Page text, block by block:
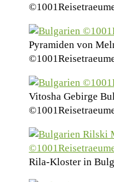
Pyramiden von
Vitosha Gebirge
Rila-Kloster in